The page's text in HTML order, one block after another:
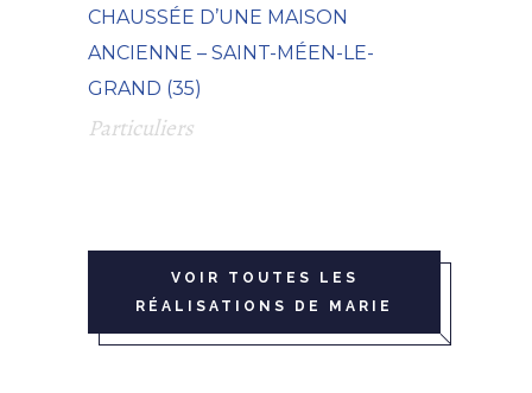
CHAUSSÉE D’UNE MAISON
ANCIENNE – SAINT-MÉEN-LE-
GRAND (35)
Particuliers
VOIR TOUTES LES
RÉALISATIONS DE MARIE